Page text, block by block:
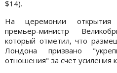
$14).
На церемонии открытия
премьер-министр
который отметил, что
Лондона призвано
отношения" за счет усиления